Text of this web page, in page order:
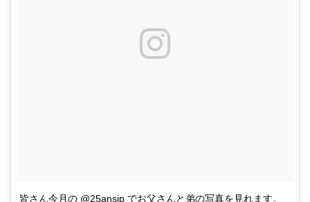
皆さん今月の @25ansjp でお父さんと弟の写真を見れます。